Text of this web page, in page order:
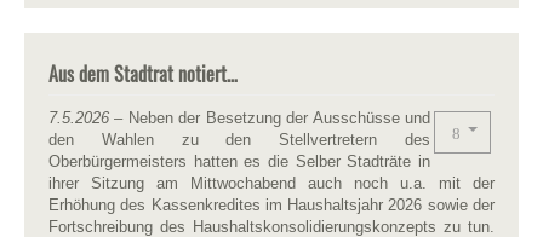
Aus dem Stadtrat notiert…
7.5.2026 – Neben der Besetzung der Ausschüsse und
den Wahlen zu den Stellvertretern des
Oberbürgermeisters hatten es die Selber Stadträte in
ihrer Sitzung am Mittwochabend auch noch u.a. mit der
Erhöhung des Kassenkredites im Haushaltsjahr 2026 sowie der
Fortschreibung des Haushaltskonsolidierungskonzepts zu tun.